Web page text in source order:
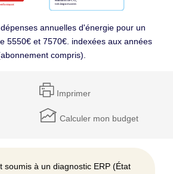
annuelles d'énergie pour un
5550€ et 7570€. indexées aux années
compris).
Imprimer
Calculer mon budget
soumis à un diagnostic ERP (État